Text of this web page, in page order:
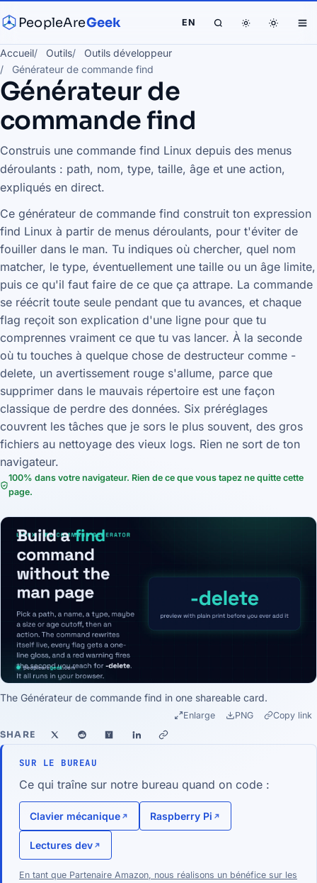
PeopleAreGeek EN
Accueil Outils
Outils développeur
Générateur de commande find
Générateur de
commande find
Construis une commande find Linux depuis des menus
déroulants : path, nom, type, taille, âge et une action,
expliqués en direct.
Ce générateur de commande find construit ton expression
find Linux à partir de menus déroulants, pour t'éviter de
fouiller dans le man. Tu indiques où chercher, quel nom
matcher, le type, éventuellement une taille ou un âge limite,
puis ce qu'il faut faire de ce que ça attrape. La commande
se réécrit toute seule pendant que tu avances, et chaque
flag reçoit son explication d'une ligne pour que tu
comprennes vraiment ce que tu vas lancer. À la seconde
où tu touches à quelque chose de destructeur comme -
delete, un avertissement rouge s'allume, parce que
supprimer dans le mauvais répertoire est une façon
classique de perdre des données. Six préréglages
couvrent les tâches que je sors le plus souvent, des gros
fichiers au nettoyage des vieux logs. Rien ne sort de ton
navigateur.
100% dans votre navigateur. Rien de ce que vous tapez ne quitte cette
page.
The Générateur de commande find in one shareable card.
Enlarge PNG Copy link
SHARE
SUR LE BUREAU
Ce qui traîne sur notre bureau quand on code :
Clavier mécanique Raspberry Pi
Lectures dev
En tant que Partenaire Amazon, nous réalisons un bénéfice sur les